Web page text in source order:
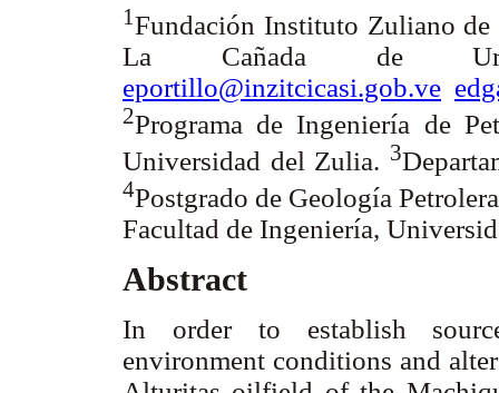
1Fundación Instituto Zuliano
La Cañada de
eportillo@inzitcicasi.gob.ve
2Programa de Ingeniería de
Universidad del Zulia. 3
4Postgrado de Geología
Facultad de Ingeniería,
Abstract
In order to establish
environment conditions and